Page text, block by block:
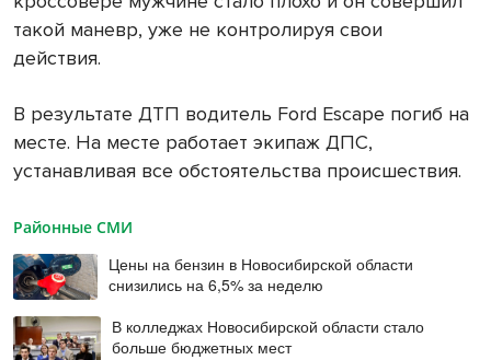
такой маневр, уже не контролируя свои
действия.
В результате ДТП водитель Ford Escape погиб на
месте. На месте работает экипаж ДПС,
устанавливая все обстоятельства происшествия.
Районные СМИ
Цены на бензин в Новосибирской области
снизились на 6,5% за неделю
В колледжах Новосибирской области стало
больше бюджетных мест